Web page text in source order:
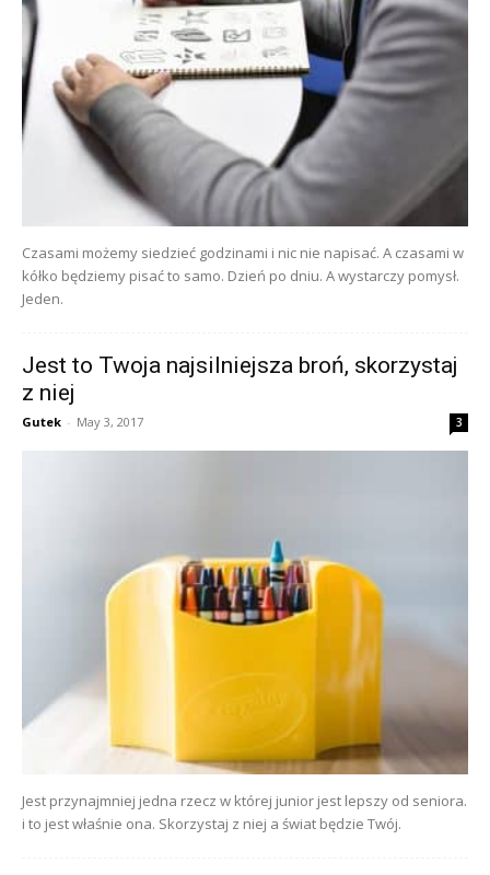
Czasami możemy siedzieć godzinami i nic nie napisać. A czasami w
kółko będziemy pisać to samo. Dzień po dniu. A wystarczy pomysł.
Jeden.
Jest to Twoja najsilniejsza broń, skorzystaj
z niej
Gutek - May 3, 2017 3
Jest przynajmniej jedna rzecz w której junior jest lepszy od seniora.
i to jest właśnie ona. Skorzystaj z niej a świat będzie Twój.